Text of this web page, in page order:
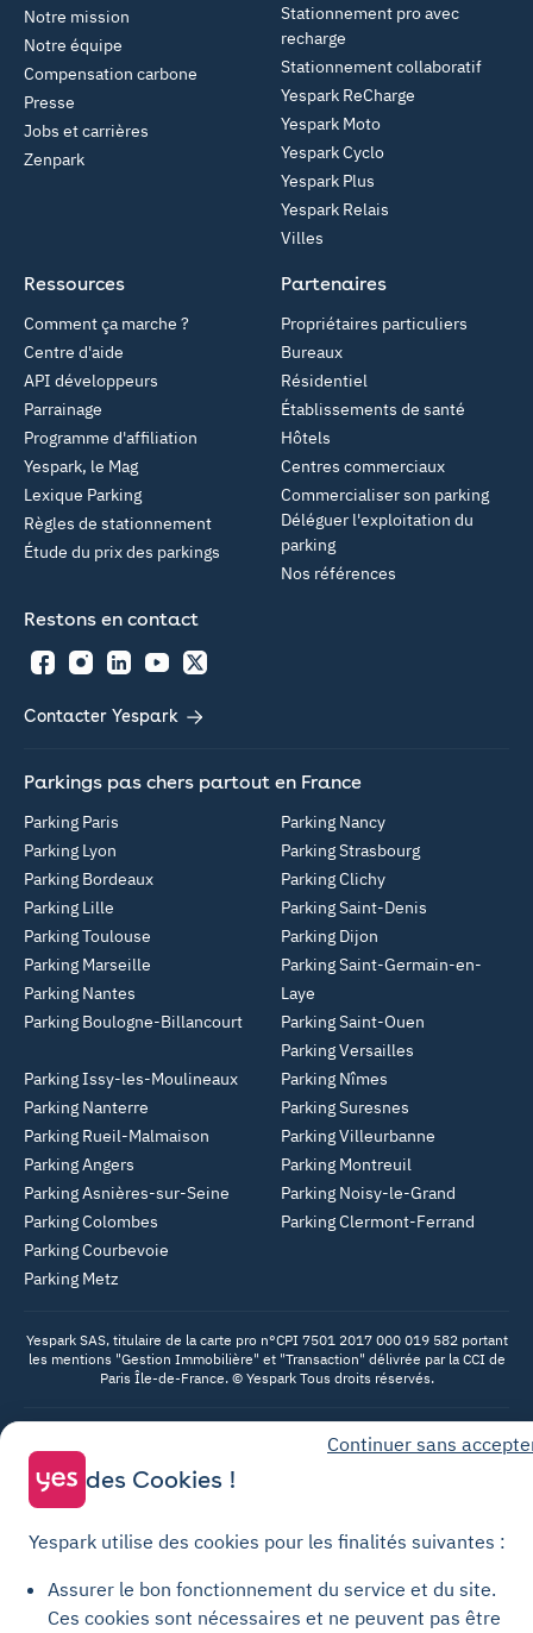
Notre mission
Notre équipe
Compensation carbone
Presse
Jobs et carrières
Zenpark
Stationnement pro avec
recharge
Stationnement collaboratif
Yespark ReCharge
Yespark Moto
Yespark Cyclo
Yespark Plus
Yespark Relais
Villes
Partenaires
Propriétaires particuliers
Bureaux
Résidentiel
Établissements de santé
Hôtels
Centres commerciaux
Commercialiser son parking
Déléguer l'exploitation du
parking
Nos références
Ressources
Comment ça marche ?
Centre d'aide
API développeurs
Parrainage
Programme d'affiliation
Yespark, le Mag
Lexique Parking
Règles de stationnement
Étude du prix des parkings
Restons en contact
FacebookInstagramLinkedInYouTubeTwitter
Contacter Yespark
Parkings pas chers partout en France
Parking Paris
Parking Lyon
Parking Bordeaux
Parking Lille
Parking Toulouse
Parking Marseille
Parking Nantes
Parking Boulogne-Billancourt
Parking Nancy
Parking Strasbourg
Parking Clichy
Parking Saint-Denis
Parking Dijon
Parking Saint-Germain-en-
Laye
Parking Saint-Ouen
Parking Versailles
Parking Issy-les-Moulineaux
Parking Nanterre
Parking Rueil-Malmaison
Parking Angers
Parking Asnières-sur-Seine
Parking Colombes
Parking Courbevoie
Parking Metz
Parking Nîmes
Parking Suresnes
Parking Villeurbanne
Parking Montreuil
Parking Noisy-le-Grand
Parking Clermont-Ferrand
Yespark SAS, titulaire de la carte pro n°CPI 7501 2017 000 019 582 portant
les mentions "Gestion Immobilière" et "Transaction" délivrée par la CCI de
Paris Île-de-France. © Yespark Tous droits réservés.
Conditions générales d'utilisation
Conditions générales de vente Stationnement
Politique de confidentialité
Politique relative aux cookies
Paramètres des cookies
Continuer sans
des Cookies !
Yespark utilise des cookies pour les finalités suivantes :
Assurer le bon fonctionnement du service et du site.
Ces cookies sont nécessaires et ne peuvent pas être